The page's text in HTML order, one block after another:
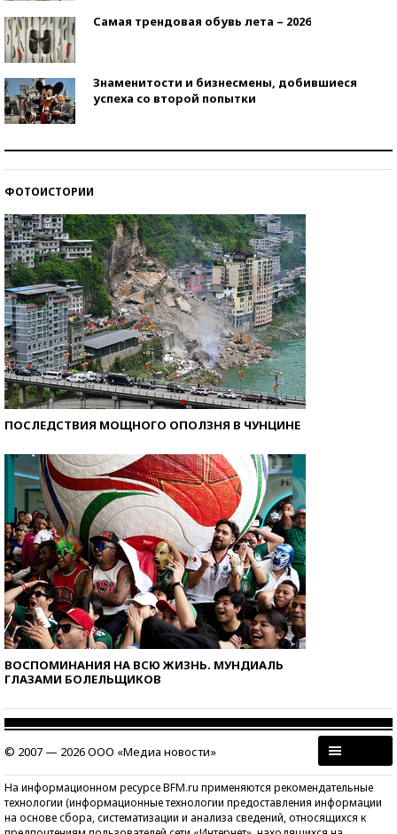
Самая трендовая обувь лета – 2026
Знаменитости и бизнесмены, добившиеся
успеха со второй попытки
ФОТОИСТОРИИ
ПОСЛЕДСТВИЯ МОЩНОГО ОПОЛЗНЯ В ЧУНЦИНЕ
ВОСПОМИНАНИЯ НА ВСЮ ЖИЗНЬ. МУНДИАЛЬ
ГЛАЗАМИ БОЛЕЛЬЩИКОВ
© 2007 — 2026 ООО «Медиа новости»
На информационном ресурсе BFM.ru применяются рекомендательные
технологии (информационные технологии предоставления информации
на основе сбора, систематизации и анализа сведений, относящихся к